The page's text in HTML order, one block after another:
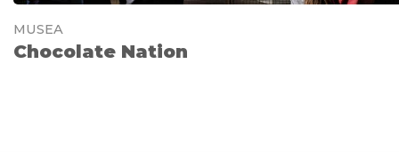
MUSEA
Chocolate Nation